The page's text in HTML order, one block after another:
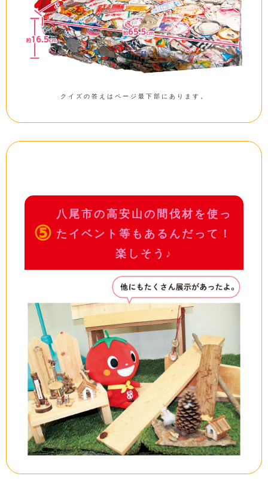
クイズの答えはページ最下部にあります。
⑤
八尾市の高安山の間伐材を使っ
たイベント等もあるんだって！
楽しそう♪